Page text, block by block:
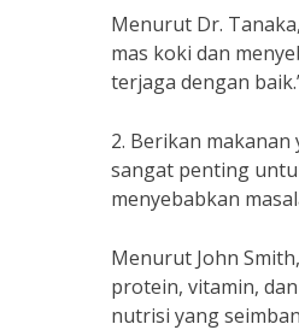
Menurut Dr.
mas koki dan
terjaga dengan
2. Berikan
sangat penting
menyebabkan
Menurut John
protein, vitamin,
nutrisi yang